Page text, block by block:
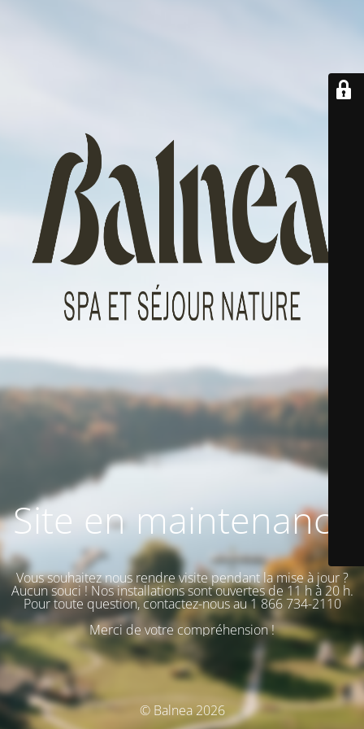
Site en maintenance
Vous souhaitez nous rendre visite pendant la mise à jour ?
Aucun souci ! Nos installations sont ouvertes de 11 h à 20 h.
Pour toute question, contactez-nous au 1 866 734-2110
Merci de votre compréhension !
© Balnea 2026